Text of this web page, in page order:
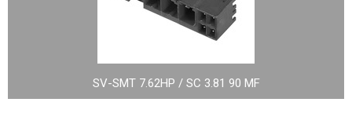
SV-SMT 7.62HP / SC 3.81 90 MF